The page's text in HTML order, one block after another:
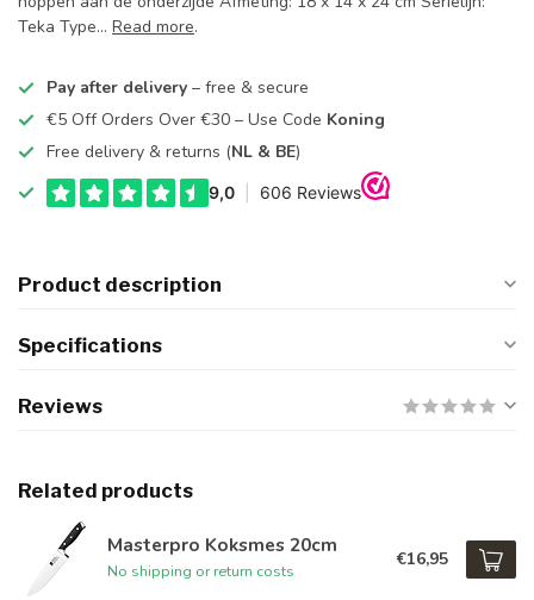
Teka Type... Read more.
Pay after delivery – free & secure
€5 Off Orders Over €30 – Use Code Koning
Free delivery & returns (NL & BE)
Product description
Specifications
Reviews
Related products
Masterpro Koksmes 20cm
No shipping or return costs
€16,95